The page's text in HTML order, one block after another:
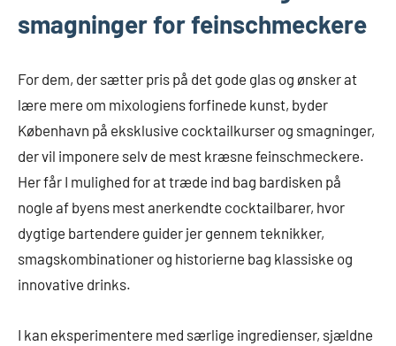
smagninger for feinschmeckere
For dem, der sætter pris på det gode glas og ønsker at
lære mere om mixologiens forfinede kunst, byder
København på eksklusive cocktailkurser og smagninger,
der vil imponere selv de mest kræsne feinschmeckere.
Her får I mulighed for at træde ind bag bardisken på
nogle af byens mest anerkendte cocktailbarer, hvor
dygtige bartendere guider jer gennem teknikker,
smagskombinationer og historierne bag klassiske og
innovative drinks.
I kan eksperimentere med særlige ingredienser, sjældne